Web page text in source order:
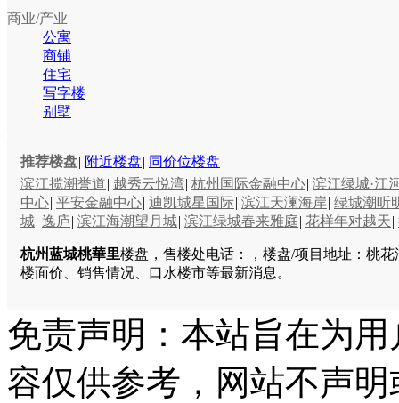
商业/产业
公寓
商铺
住宅
写字楼
别墅
推荐楼盘| 附近楼盘| 同价位楼盘
滨江揽潮誉道| 越秀云悦湾| 杭州国际金融中心| 滨江绿城·江
中心| 平安金融中心| 迪凯城星国际| 滨江天澜海岸| 绿城潮听
城| 逸庐| 滨江海潮望月城| 滨江绿城春来雅庭| 花样年对越天|
杭州蓝城桃華里楼盘，售楼处电话：，楼盘/项目地址：桃
楼面价、销售情况、口水楼市等最新消息。
免责声明：本站旨在为
容仅供参考，网站不声